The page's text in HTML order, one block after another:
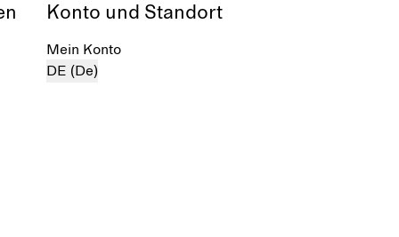
Konto und Standort
Mein Konto
DE (De)